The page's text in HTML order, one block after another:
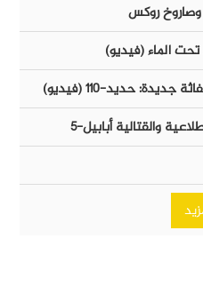
وصاروخ روكس
تحت الماء (فيديو)
حديد-١١٠ (فيديو)
والقتالية أبابيل-٥